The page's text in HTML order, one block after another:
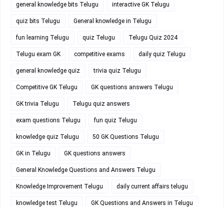
general knowledge bits Telugu interactive GK Telugu
quiz bits Telugu General knowledge in Telugu
fun learning Telugu quiz Telugu Telugu Quiz 2024
Telugu exam GK competitive exams daily quiz Telugu
general knowledge quiz trivia quiz Telugu
Competitive GK Telugu GK questions answers Telugu
GK trivia Telugu Telugu quiz answers
exam questions Telugu fun quiz Telugu
knowledge quiz Telugu 50 GK Questions Telugu
GK in Telugu GK questions answers
General Knowledge Questions and Answers Telugu
Knowledge Improvement Telugu daily current affairs telugu
knowledge test Telugu GK Questions and Answers in Telugu